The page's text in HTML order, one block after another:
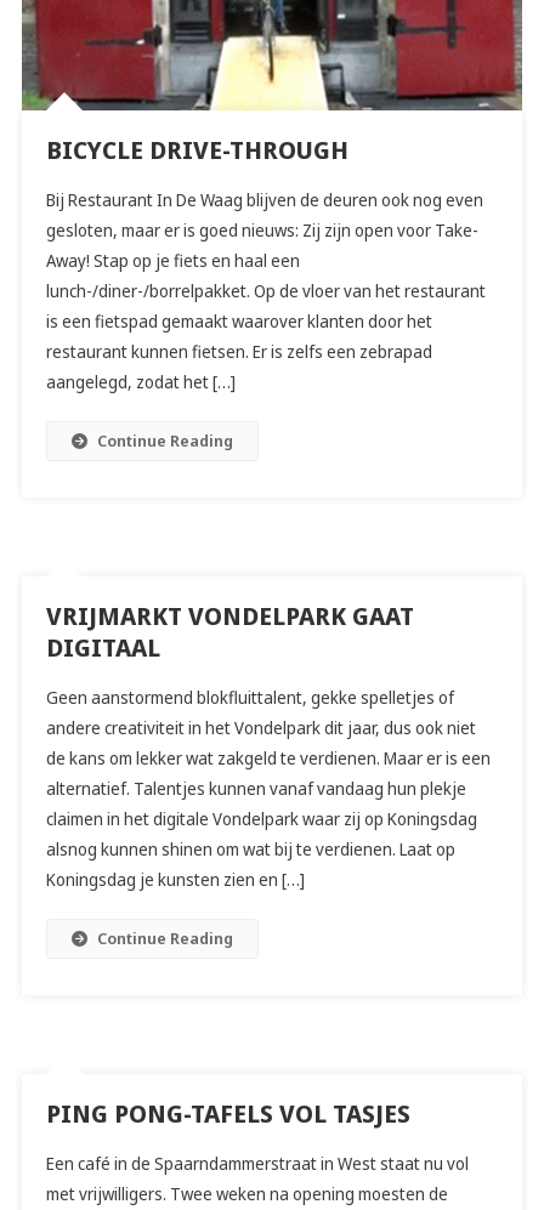
BICYCLE DRIVE-THROUGH
Bij Restaurant In De Waag blijven de deuren ook nog even
gesloten, maar er is goed nieuws: Zij zijn open voor Take-
Away! Stap op je fiets en haal een
lunch-/diner-/borrelpakket. Op de vloer van het restaurant
is een fietspad gemaakt waarover klanten door het
restaurant kunnen fietsen. Er is zelfs een zebrapad
aangelegd, zodat het […]
Continue Reading
VRIJMARKT VONDELPARK GAAT
DIGITAAL
Geen aanstormend blokfluittalent, gekke spelletjes of
andere creativiteit in het Vondelpark dit jaar, dus ook niet
de kans om lekker wat zakgeld te verdienen. Maar er is een
alternatief. Talentjes kunnen vanaf vandaag hun plekje
claimen in het digitale Vondelpark waar zij op Koningsdag
alsnog kunnen shinen om wat bij te verdienen. Laat op
Koningsdag je kunsten zien en […]
Continue Reading
PING PONG-TAFELS VOL TASJES
Een café in de Spaarndammerstraat in West staat nu vol
met vrijwilligers. Twee weken na opening moesten de